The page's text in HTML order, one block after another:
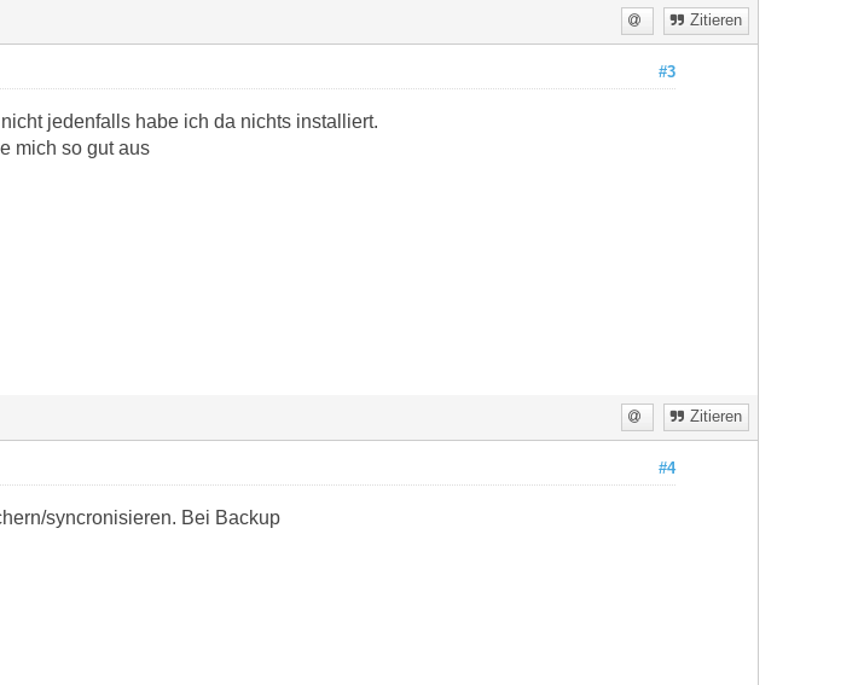
Zitieren
#3
jedenfalls habe ich da nichts installiert.
mich so gut aus
Zitieren
#4
syncronisieren. Bei Backup